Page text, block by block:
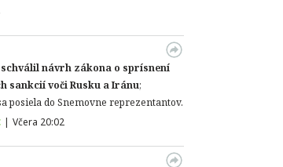
schválil návrh zákona o sprísnení
sankcií voči Rusku a Iránu;
posiela do Snemovne reprezentantov.
| Včera 20:02